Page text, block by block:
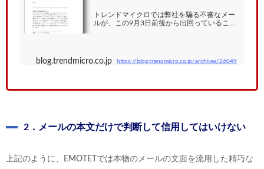
リティブログ
トレンドマイクロでは弊社を騙る不審なメー
ルが、この9月3日前後から出回っていること
たように見えるメールにおいてファイルの添
付があった場合、添付ファイルは実行せず破
blog.trendmicro.co.jp https://blog.trendmicro.co.jp/archives/26049
2．メールの本文だけで判断して信用してはいけない
上記のように、EMOTETでは本物のメールの文面を流用した精巧な